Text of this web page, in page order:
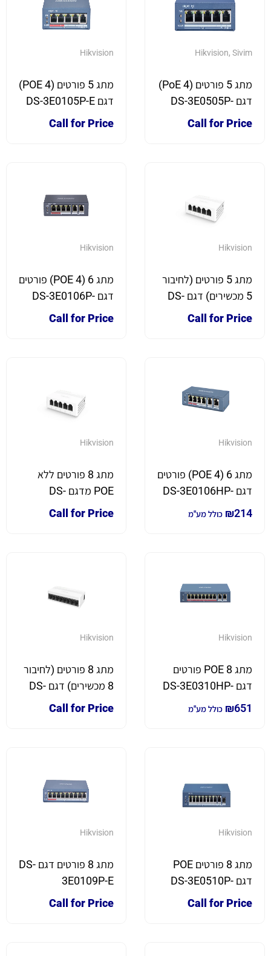
Hikvision, Sivim
מתג 5 פורטים (4 PoE)
דגם DS-3E0505P-
E/M
Call for Price
Hikvision
מתג 5 פורטים (4 POE)
דגם DS-3E0105P-E
Call for Price
Hikvision
מתג 5 פורטים (לחיבור
5 מכשירים) דגם DS-
3E0505D-E
Call for Price
Hikvision
מתג 6 (4 POE) פורטים
דגם DS-3E0106P-
EM
Call for Price
Hikvision
מתג 6 (4 POE) פורטים
דגם DS-3E0106HP-
E
₪214 כולל מע"מ
Hikvision
מתג 8 פורטים ללא
POE מדגם DS-
3E0508D-E
Call for Price
Hikvision
מתג 8 POE פורטים
דגם DS-3E0310HP-
E
₪651 כולל מע"מ
Hikvision
מתג 8 פורטים (לחיבור
8 מכשירים) דגם DS-
3E0108D-E
Call for Price
Hikvision
מתג 8 פורטים POE
דגם DS-3E0510P-
E/M
Call for Price
Hikvision
מתג 8 פורטים דגם DS-
3E0109P-E
Call for Price